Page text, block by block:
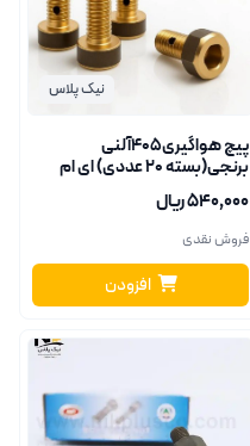
نیک پلاس
پیچ هواگیری405آلنی
برنجی(بسته 20 عددی) ای ام
۵۴۰٬۰۰۰ ریال
فروش نقدی
افزودن